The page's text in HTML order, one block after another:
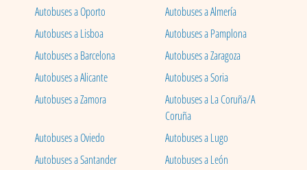
Autobuses a Oporto
Autobuses a Almería
Autobuses a Lisboa
Autobuses a Pamplona
Autobuses a Barcelona
Autobuses a Zaragoza
Autobuses a Alicante
Autobuses a Soria
Autobuses a Zamora
Autobuses a La Coruña/A
Coruña
Autobuses a Oviedo
Autobuses a Lugo
Autobuses a Santander
Autobuses a León